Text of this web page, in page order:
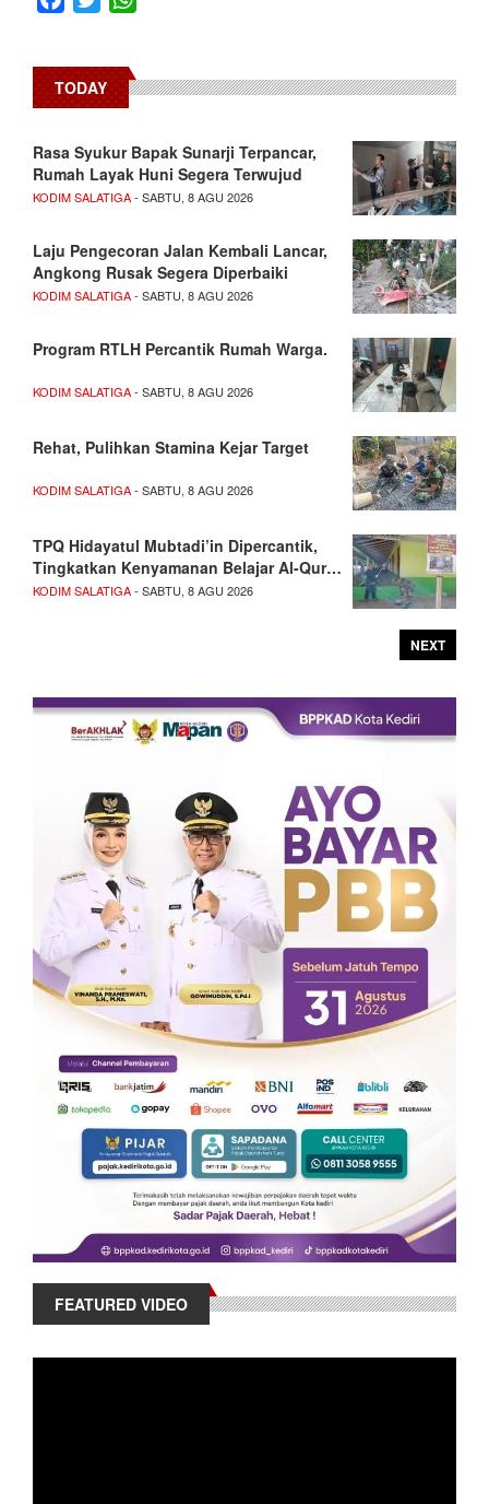
TODAY
Rasa Syukur Bapak Sunarji Terpancar,
Rumah Layak Huni Segera Terwujud
KODIM SALATIGA- SABTU, 8 AGU 2026
Laju Pengecoran Jalan Kembali Lancar,
Angkong Rusak Segera Diperbaiki
KODIM SALATIGA- SABTU, 8 AGU 2026
Program RTLH Percantik Rumah Warga.
KODIM SALATIGA- SABTU, 8 AGU 2026
Rehat, Pulihkan Stamina Kejar Target
KODIM SALATIGA- SABTU, 8 AGU 2026
TPQ Hidayatul Mubtadi’in Dipercantik,
Tingkatkan Kenyamanan Belajar Al-Qur…
KODIM SALATIGA- SABTU, 8 AGU 2026
NEXT
FEATURED VIDEO